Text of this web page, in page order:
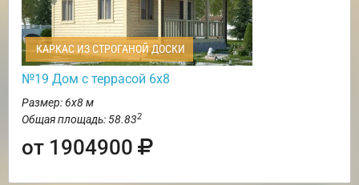
КАРКАС ИЗ СТРОГАНОЙ ДОСКИ
№19 Дом с террасой 6х8
Размер: 6х8 м
Общая площадь: 58.832
от 1904900